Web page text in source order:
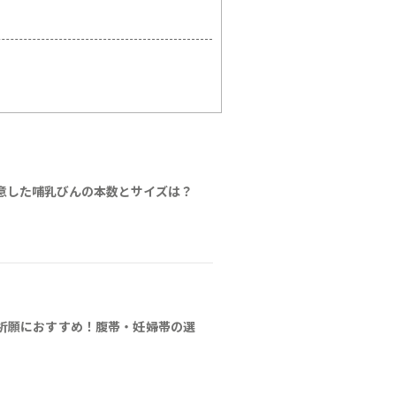
した哺乳びんの本数とサイズは？
願におすすめ！腹帯・妊婦帯の選